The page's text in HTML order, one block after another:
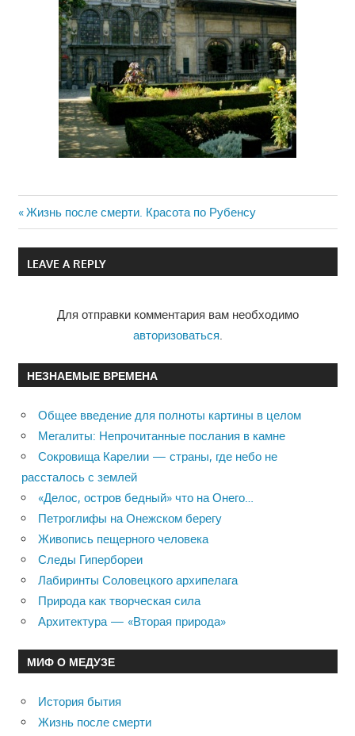
Навигация
по
Previous
Post:
Жизнь после смерти. Красота по Рубенсу
LEAVE A REPLY
Для отправки комментария вам необходимо
авторизоваться
НЕЗНАЕМЫЕ ВРЕМЕНА
Общее введение для полноты картины в целом
Мегалиты: Непрочитанные послания в камне
Сокровища Карелии — страны, где небо не
рассталось с землей
«Делос, остров бедный» что на Онего…
Петроглифы на Онежском берегу
Живопись пещерного человека
Следы Гипербореи
Лабиринты Соловецкого архипелага
Природа как творческая сила
Архитектура — «Вторая природа»
МИФ О МЕДУЗЕ
История бытия
Жизнь после смерти